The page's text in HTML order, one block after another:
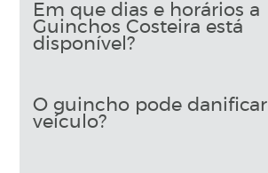
Em que dias e horários a
Guinchos Costeira está
disponível?
O guincho pode
veículo?